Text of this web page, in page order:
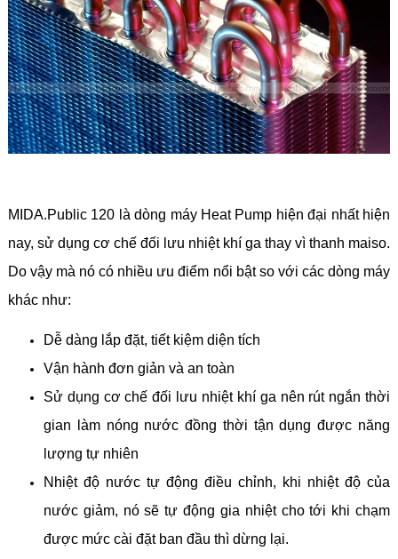
MIDA.Public 120 là dòng máy Heat Pump hiện đại nhất hiện
nay, sử dụng cơ chế đối lưu nhiệt khí ga thay vì thanh maiso.
Do vậy mà nó có nhiều ưu điểm nổi bật so với các dòng máy
khác như:
Dễ dàng lắp đặt, tiết kiệm diện tích
Vận hành đơn giản và an toàn
Sử dụng cơ chế đối lưu nhiệt khí ga nên rút ngắn thời
gian làm nóng nước đồng thời tận dụng được năng
lượng tự nhiên
Nhiệt độ nước tự động điều chỉnh, khi nhiệt độ của
nước giảm, nó sẽ tự động gia nhiệt cho tới khi chạm
được mức cài đặt ban đầu thì dừng lại.